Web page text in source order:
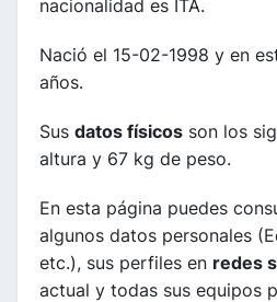
nacionalidad es ITA.
Nació el 15-02-1998 y en
años.
Sus datos físicos son los
altura y 67 kg de peso.
En esta página puedes
algunos datos personales
etc.), sus perfiles en redes
actual y todas sus equipos